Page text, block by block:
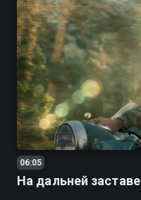
06:05
На дальней заставе